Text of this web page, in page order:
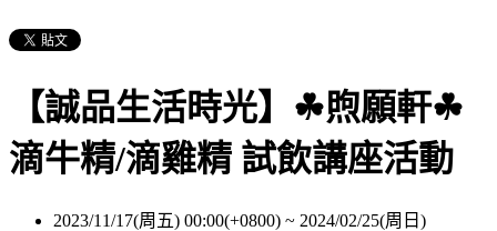
【誠品生活時光】☘︎煦願軒☘︎
滴牛精/滴雞精 試飲講座活動
2023/11/17(周五) 00:00(+0800) ~ 2024/02/25(周日)